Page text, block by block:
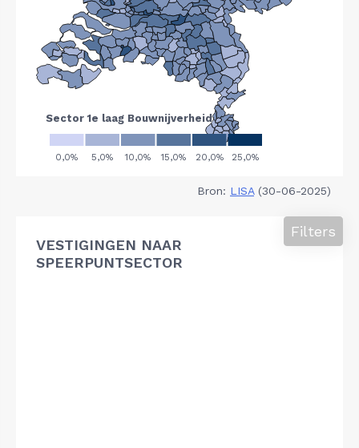
Bron: LISA(30-06-2025)
VESTIGINGEN NAAR
SPEERPUNTSECTOR
Filters